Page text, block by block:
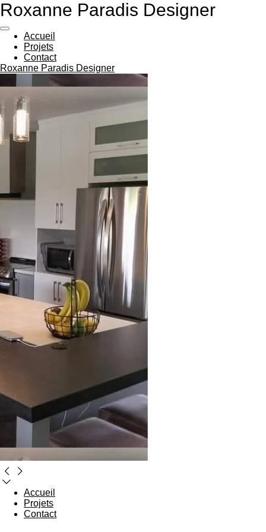
Passer
contenu
principal
Roxanne Paradis Designer
Accueil
Projets
Contact
Roxanne Paradis Designer
Accueil
Projets
Contact